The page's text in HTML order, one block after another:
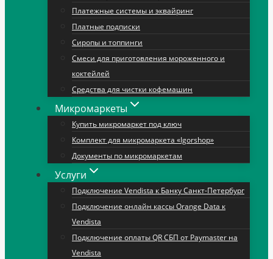
Платежные системы и эквайринг
Платные подписки
Сиропы и топпинги
Смеси для приготовления мороженного и
коктейлей
Средства для чистки кофемашин
Микромаркеты
Купить микромаркет под ключ
Комплект для микромаркета «Igorshop»
Документы по микромаркетам
Услуги
Подключение Vendista к Банку Санкт-Петербург
Подключение онлайн кассы Orange Data к
Vendista
Подключение оплаты QR СБП от Paymaster на
Vendista